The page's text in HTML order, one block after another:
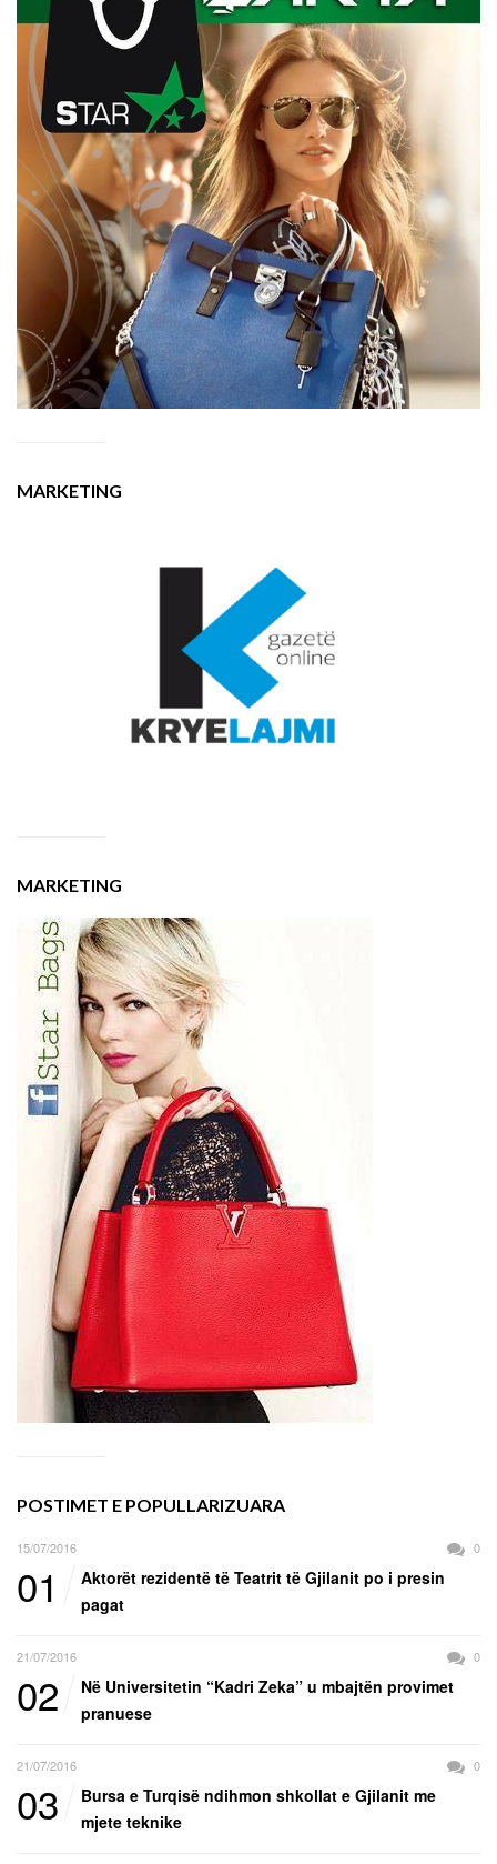
MARKETING
MARKETING
POSTIMET E POPULLARIZUARA
15/07/2016 0
01
Aktorët rezidentë të Teatrit të Gjilanit po i presin
pagat
21/07/2016 0
02
Në Universitetin “Kadri Zeka” u mbajtën provimet
pranuese
21/07/2016 0
03
Bursa e Turqisë ndihmon shkollat e Gjilanit me
mjete teknike